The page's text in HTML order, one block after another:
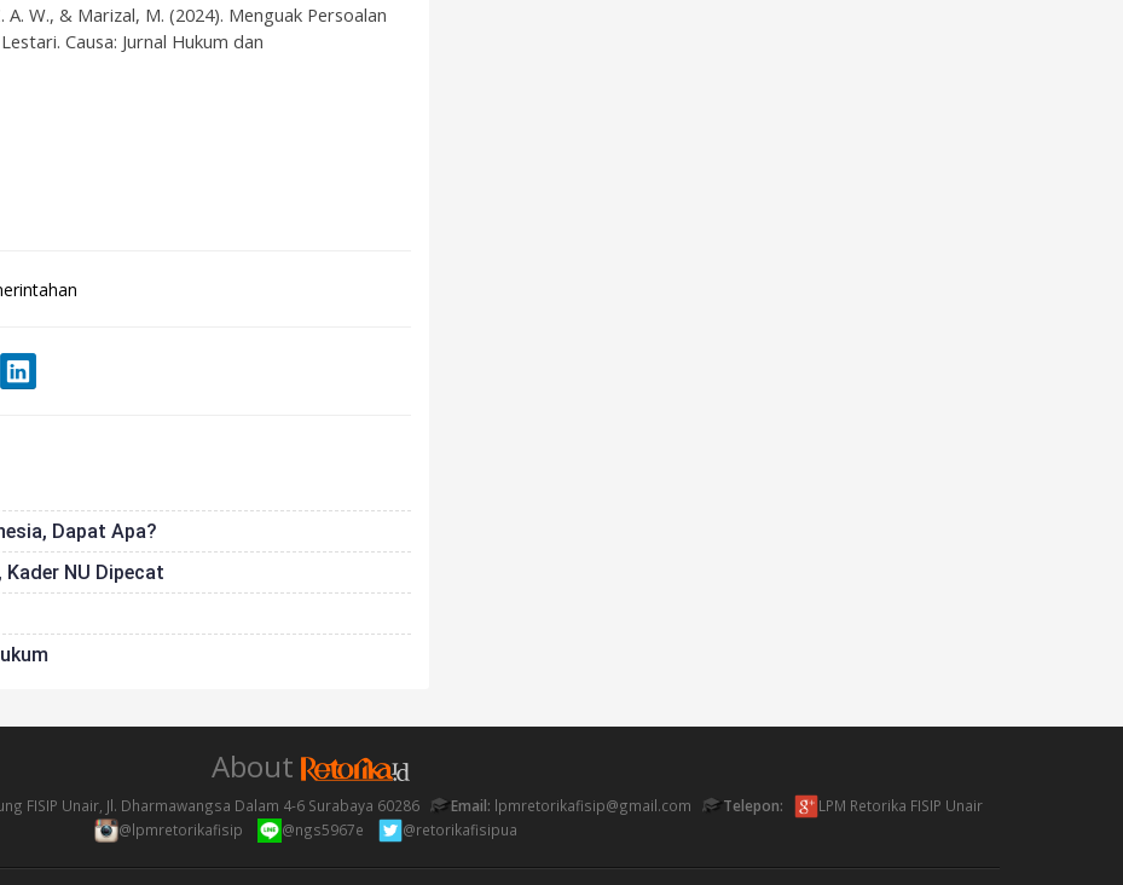
W., & Marizal, M. (2024). Menguak Persoalan
Causa: Jurnal Hukum dan
Dapat Apa?
NU Dipecat
About
FISIP Unair, Jl. Dharmawangsa Dalam 4-6 Surabaya 60286 Email: lpmretorikafisip@gmail.com Telepon:
LPM Retorika FISIP Unair
@lpmretorikafisip
@ngs5967e @retorikafisipua